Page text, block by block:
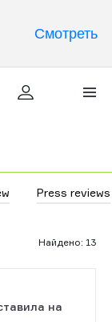
Смотреть
Press reviews
Найдено: 13
на